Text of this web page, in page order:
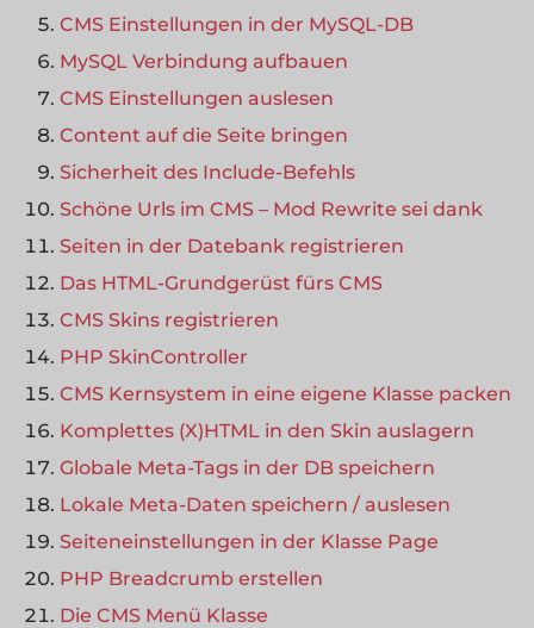
CMS Einstellungen in der MySQL-DB
MySQL Verbindung aufbauen
CMS Einstellungen auslesen
Content auf die Seite bringen
Sicherheit des Include-Befehls
Schöne Urls im CMS – Mod Rewrite sei dank
Seiten in der Datebank registrieren
Das HTML-Grundgerüst fürs CMS
CMS Skins registrieren
PHP SkinController
CMS Kernsystem in eine eigene Klasse packen
Komplettes (X)HTML in den Skin auslagern
Globale Meta-Tags in der DB speichern
Lokale Meta-Daten speichern / auslesen
Seiteneinstellungen in der Klasse Page
PHP Breadcrumb erstellen
Die CMS Menü Klasse